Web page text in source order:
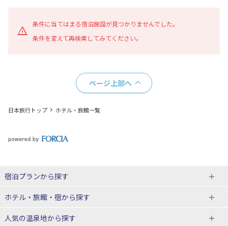
条件に当てはまる宿泊施設が見つかりませんでした。
条件を変えて再検索してみてください。
ページ上部へ
日本旅行トップ ホテル・旅館一覧
宿泊プランから探す
北海道
東北
ホテル・旅館・宿から探す
北海道ホテル・旅館
人気の温泉地から探す